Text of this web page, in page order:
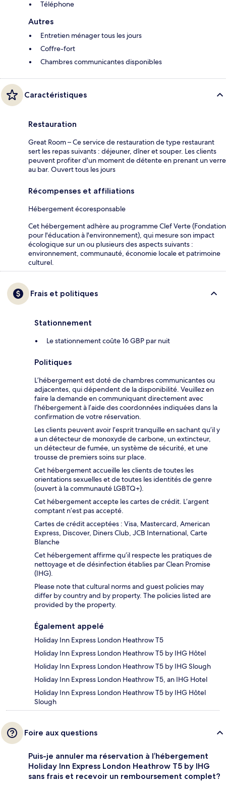
Téléphone
Autres
Entretien ménager tous les jours
Coffre-fort
Chambres communicantes disponibles
Caractéristiques
Restauration
Great Room – Ce service de restauration de type restaurant
sert les repas suivants : déjeuner, dîner et souper. Les clients
peuvent profiter d'un moment de détente en prenant un verre
au bar. Ouvert tous les jours
Récompenses et affiliations
Hébergement écoresponsable
Cet hébergement adhère au programme Clef Verte (Fondation
pour l'éducation à l'environnement), qui mesure son impact
écologique sur un ou plusieurs des aspects suivants :
environnement, communauté, économie locale et patrimoine
culturel.
Frais et politiques
Stationnement
Le stationnement coûte 16 GBP par nuit
Politiques
L’hébergement est doté de chambres communicantes ou
adjacentes, qui dépendent de la disponibilité. Veuillez en
faire la demande en communiquant directement avec
l’hébergement à l’aide des coordonnées indiquées dans la
confirmation de votre réservation.
Les clients peuvent avoir l’esprit tranquille en sachant qu’il y
a un détecteur de monoxyde de carbone, un extincteur,
un détecteur de fumée, un système de sécurité, et une
trousse de premiers soins sur place.
Cet hébergement accueille les clients de toutes les
orientations sexuelles et de toutes les identités de genre
(ouvert à la communauté LGBTQ+).
Cet hébergement accepte les cartes de crédit. L’argent
comptant n’est pas accepté.
Cartes de crédit acceptées : Visa, Mastercard, American
Express, Discover, Diners Club, JCB International, Carte
Blanche
Cet hébergement affirme qu’il respecte les pratiques de
nettoyage et de désinfection établies par Clean Promise
(IHG).
Please note that cultural norms and guest policies may
differ by country and by property. The policies listed are
provided by the property.
Également appelé
Holiday Inn Express London Heathrow T5
Holiday Inn Express London Heathrow T5 by IHG Hôtel
Holiday Inn Express London Heathrow T5 by IHG Slough
Holiday Inn Express London Heathrow T5, an IHG Hotel
Holiday Inn Express London Heathrow T5 by IHG Hôtel
Slough
Foire aux questions
Puis-je annuler ma réservation à l’hébergement
Holiday Inn Express London Heathrow T5 by IHG
sans frais et recevoir un remboursement complet?